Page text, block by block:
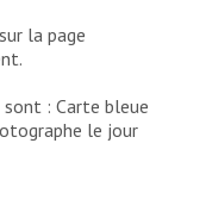
la page
sont : Carte bleue
le jour